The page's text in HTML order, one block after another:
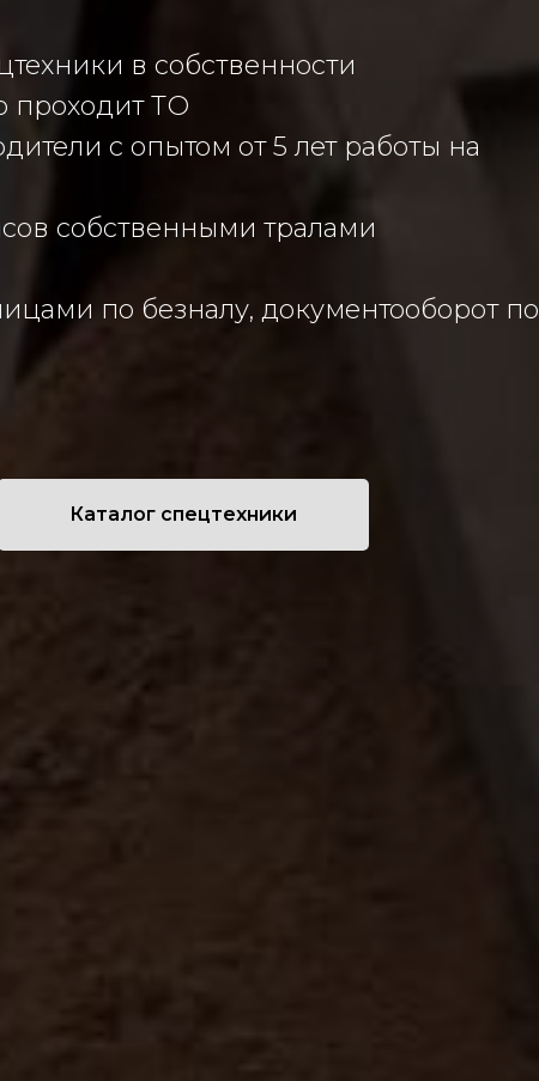
в собственности
проходит ТО
с опытом от 5 лет работы на
собственными тралами
по безналу, документооборот по
Каталог спецтехники